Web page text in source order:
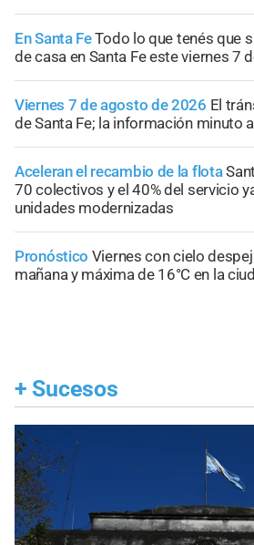
En Santa FeTodo lo que tenés que
de casa en Santa Fe este viernes 7
Viernes 7 de agosto de 2026 El
de Santa Fe; la información minuto
Aceleran el recambio de la flota
70 colectivos y el 40% del servicio
unidades modernizadas
Pronóstico Viernes con cielo
mañana y máxima de 16°C en la
+ Sucesos